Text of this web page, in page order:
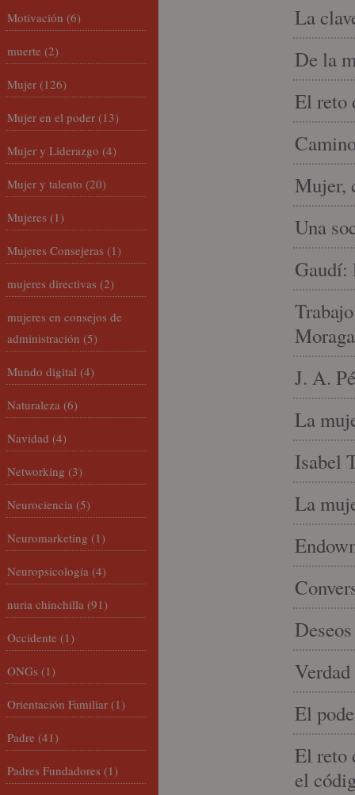
La
De la
El reto
Mujer,
Una
Gaudí:
J. A.
La
Isabel
La
El
El reto
el
Motivación (6)
muerte (2)
Mujer (126)
Mujer en el poder (13)
Mujer y Liderazgo (4)
Mujer y talento (20)
Mujeres (1)
Mujeres Consejeras (1)
mujeres directivas (2)
mujeres en consejos de
administración (5)
Mundo digital (4)
Naturaleza (6)
Navidad (4)
Networking (3)
Neurociencia (5)
Neuromarketing (1)
Neuropsicología (4)
nuria chinchilla (91)
Occidente (1)
ONGs (1)
Orientación Familiar (1)
Padre (41)
Padres Fundadores (1)